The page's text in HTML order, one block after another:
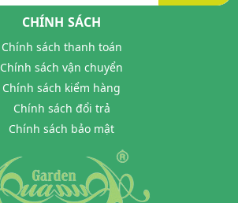
CHÍNH SÁCH
Chính sách thanh toán
Chính sách vận chuyển
Chính sách kiểm hàng
Chính sách đổi trả
Chính sách bảo mật